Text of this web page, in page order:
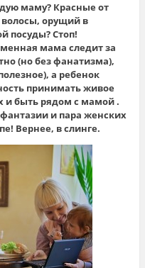
маму? Красные от
орущий в
посуды? Стоп!
мама следит за
(но без фанатизма),
а ребенок
принимать живое
и быть рядом с мамой .
и пара женских
Вернее, в слинге.